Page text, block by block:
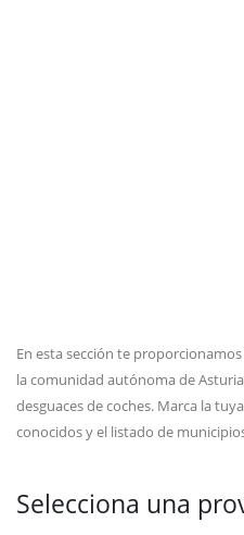
En esta sección te
la comunidad autónoma de
desguaces de coches. Marca la
conocidos y el listado de
Selecciona una